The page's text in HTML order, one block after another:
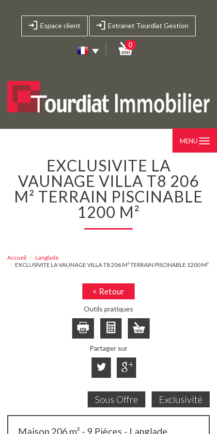
Espace client Extranet Tourdiat Gestion
0
MENU
EXCLUSIVITE LA
VAUNAGE VILLA T8 206
M² TERRAIN PISCINABLE
1200 M²
Accueil
Langlade
EXCLUSIVITE LA VAUNAGE VILLA T8 206 M² TERRAIN PISCINABLE 1200 M²
< Retour
Outils pratiques
Partager sur
Sous Offre Exclusivité
Maison 206 m² - 9 Pièces - Langlade